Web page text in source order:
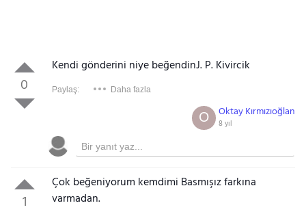
0
Kendi gönderini niye beğendinJ. P. Kivircik
Paylaş: Daha fazla
Oktay Kırmızıoğlan
8 yıl
O
1
Çok beğeniyorum kemdimi Basmışız farkına
varmadan.